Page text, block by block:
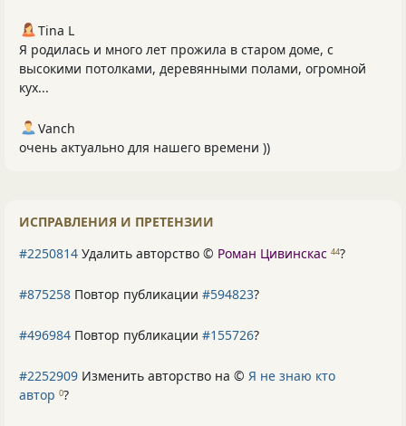
Tina L
Я родилась и много лет прожила в старом доме, с
высокими потолками, деревянными полами, огромной
кух...
Vanch
очень актуально для нашего времени ))
ИСПРАВЛЕНИЯ И ПРЕТЕНЗИИ
#2250814 Удалить авторство © Роман Цивинскас 44?
#875258 Повтор публикации #594823?
#496984 Повтор публикации #155726?
#2252909 Изменить авторство на © Я не знаю кто
автор 0?